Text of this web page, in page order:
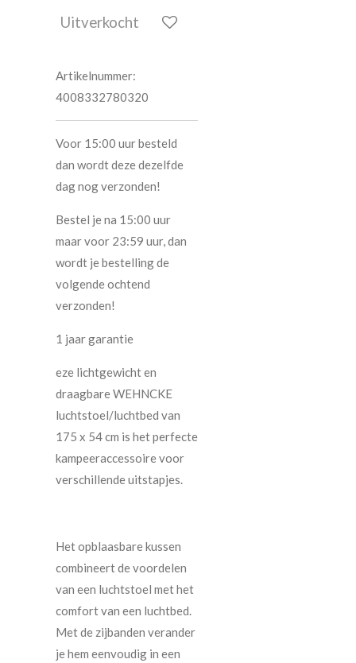
Uitverkocht
Artikelnummer:
4008332780320
Voor 15:00 uur besteld
dan wordt deze dezelfde
dag nog verzonden!
Bestel je na 15:00 uur
maar voor 23:59 uur, dan
wordt je bestelling de
volgende ochtend
verzonden!
1 jaar garantie
eze lichtgewicht en
draagbare WEHNCKE
luchtstoel/luchtbed van
175 x 54 cm is het perfecte
kampeeraccessoire voor
verschillende uitstapjes.
Het opblaasbare kussen
combineert de voordelen
van een luchtstoel met het
comfort van een luchtbed.
Met de zijbanden verander
je hem eenvoudig in een